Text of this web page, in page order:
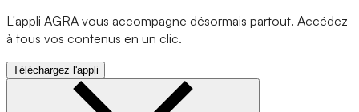
L'appli AGRA vous accompagne désormais partout. Accédez
à tous vos contenus en un clic.
Téléchargez l'appli